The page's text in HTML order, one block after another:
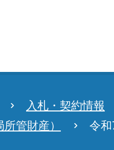
入札・契約情報
管財産）
令